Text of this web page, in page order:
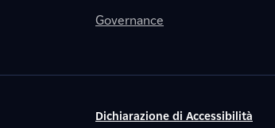
Governance
Dichiarazione di Accessibilità